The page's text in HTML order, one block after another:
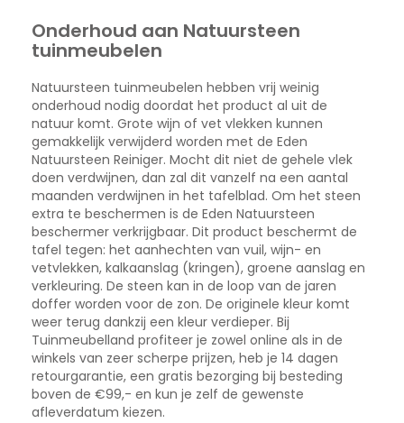
Onderhoud aan Natuursteen
tuinmeubelen
Natuursteen tuinmeubelen hebben vrij weinig
onderhoud nodig doordat het product al uit de
natuur komt. Grote wijn of vet vlekken kunnen
gemakkelijk verwijderd worden met de Eden
Natuursteen Reiniger. Mocht dit niet de gehele vlek
doen verdwijnen, dan zal dit vanzelf na een aantal
maanden verdwijnen in het tafelblad. Om het steen
extra te beschermen is de Eden Natuursteen
beschermer verkrijgbaar. Dit product beschermt de
tafel tegen: het aanhechten van vuil, wijn- en
vetvlekken, kalkaanslag (kringen), groene aanslag en
verkleuring. De steen kan in de loop van de jaren
doffer worden voor de zon. De originele kleur komt
weer terug dankzij een kleur verdieper. Bij
Tuinmeubelland profiteer je zowel online als in de
winkels van zeer scherpe prijzen, heb je 14 dagen
retourgarantie, een gratis bezorging bij besteding
boven de €99,- en kun je zelf de gewenste
afleverdatum kiezen.